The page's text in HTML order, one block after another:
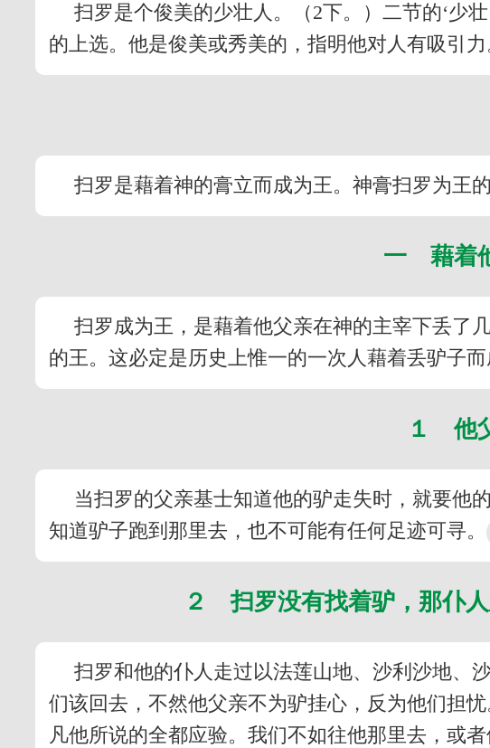
扫罗是个俊美的少壮人。（2下。）二节的‘少
的上选。他是俊美或秀美的，指明他对人有吸引
扫罗是藉着神的膏立而成为王。神膏扫罗为王
一 藉着
扫罗成为王，是藉着他父亲在神的主宰下丢了
的王。这必定是历史上惟一的一次人藉着丢驴子而
１ 他
当扫罗的父亲基士知道他的驴走失时，就要他
知道驴子跑到那里去，也不可能有任何足迹可寻。
２ 扫罗没有找着驴，那仆
扫罗和他的仆人走过以法莲山地、沙利沙地、
们该回去，不然他父亲不为驴挂心，反为他们担
凡他所说的全都应验。我们不如往他那里去，或